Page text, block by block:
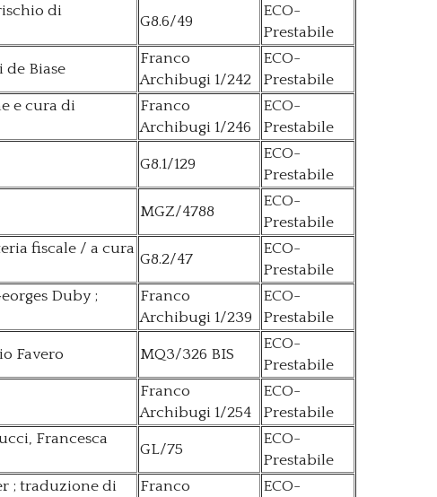
di
G8.6/49
ECO-
Prestabile
Biase
Franco
Archibugi 1/242
ECO-
Prestabile
e cura di
Franco
Archibugi 1/246
ECO-
Prestabile
G8.1/129
ECO-
Prestabile
MGZ/4788
ECO-
Prestabile
fiscale / a cura
G8.2/47
ECO-
Prestabile
Duby ;
Franco
Archibugi 1/239
ECO-
Prestabile
Favero MQ3/326 BIS
ECO-
Prestabile
Franco
Archibugi 1/254
ECO-
Prestabile
Francesca
GL/75
ECO-
Prestabile
; traduzione di
Franco
ECO-